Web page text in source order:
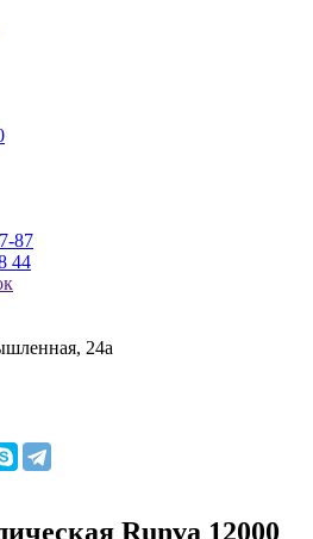
87
44
24а
Runva 12000